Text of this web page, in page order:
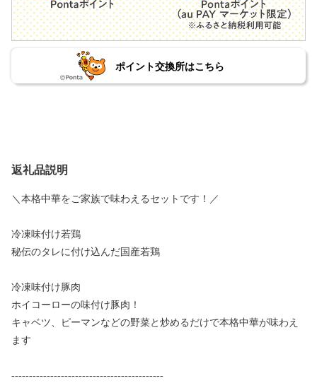
ポイント交換所はこちら
返礼品説明
＼本格中華をご家族で味わえるセットです！／
冷凍味付け若鶏
秘伝のタレに付け込んだ国産若鶏
冷凍味付け豚肉
ホイコーローの味付け豚肉！
キャベツ、ピーマンなどの野菜と炒めるだけで本格中華が味わえ
ます
-------------------------------------------